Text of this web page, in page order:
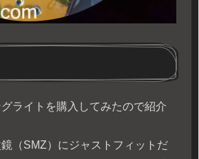
ライトを購入してみたので紹介
（SMZ）にジャストフィットだ